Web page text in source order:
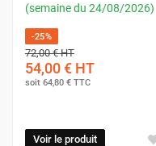
(semaine du 24/08/2026)
-25%
72,00 €HT
54,00 € HT
soit 64,80 € TTC
Voir le produit